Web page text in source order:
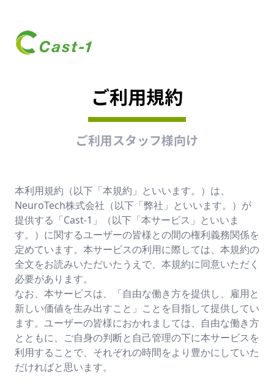
ご利用規約
ご利用スタッフ様向け
本利用規約（以下「本規約」といいます。）は、
NeuroTech株式会社（以下「弊社」といいます。）が
提供する「Cast-1」（以下「本サービス」といいま
す。）に関するユーザーの皆様との間の権利義務関係を
定めています。本サービスの利用に際しては、本規約の
全文をお読みいただいたうえで、本規約に同意いただく
必要があります。
なお、本サービスは、「自由な働き方を提供し、雇用と
新しい価値を生み出すこと」ことを目指して提供してい
ます。ユーザーの皆様におかれましては、自由な働き方
とともに、ご自身の判断と自己管理の下に本サービスを
利用することで、それぞれの時間をより豊かにしていた
だければと思います。